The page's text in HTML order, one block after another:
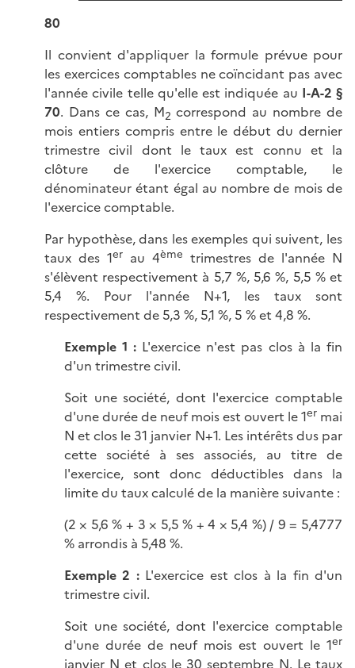
80
Il convient d'appliquer la formule prévue pour
les exercices comptables ne coïncidant pas avec
l'année civile telle qu'elle est indiquée au I-A-2 §
70. Dans ce cas, M2 correspond au nombre de
mois entiers compris entre le début du dernier
trimestre civil dont le taux est connu et la
clôture de l'exercice comptable, le
dénominateur étant égal au nombre de mois de
l'exercice comptable.
Par hypothèse, dans les exemples qui suivent, les
taux des 1er au 4ème trimestres de l'année N
s'élèvent respectivement à 5,7 %, 5,6 %, 5,5 %et
5,4 %. Pour l'année N+1, les taux sont
respectivement de 5,3 %, 5,1 %, 5 %et 4,8 %.
Exemple 1 : L'exercice n'est pas clos à la fin
d'un trimestre civil.
Soit une société, dont l'exercice comptable
d'une durée de neuf mois est ouvert le 1ermai
N et clos le 31 janvier N+1. Les intérêts dus par
cette société à ses associés, au titre de
l'exercice, sont donc déductibles dans la
limite du taux calculé de la manièresuivante :
(2 × 5,6 % + 3 × 5,5 % + 4 × 5,4 %) / 9 = 5,4777
% arrondis à 5,48 %.
Exemple 2 :L'exercice est clos à la fin d'un
trimestre civil.
Soit une société, dont l'exercice comptable
d'une durée de neuf mois est ouvert le 1er
janvier N et clos le 30 septembre N. Le taux